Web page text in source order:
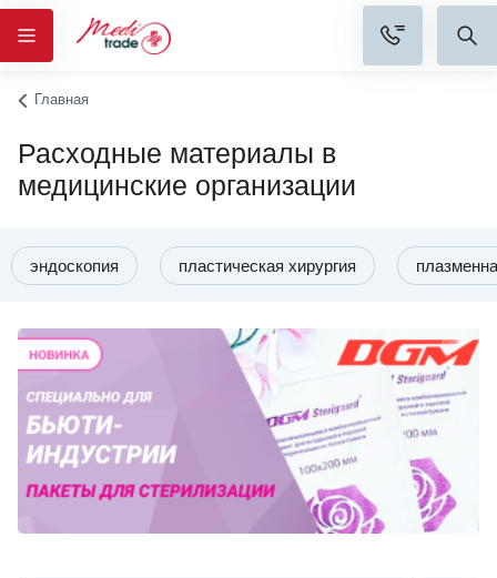
Главная
Расходные материалы в
медицинские организации
эндоскопия пластическая хирургия